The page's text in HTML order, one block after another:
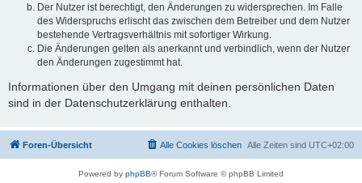
Der Nutzer ist berechtigt, den Änderungen zu widersprechen. Im Falle
des Widerspruchs erlischt das zwischen dem Betreiber und dem Nutzer
bestehende Vertragsverhältnis mit sofortiger Wirkung.
Die Änderungen gelten als anerkannt und verbindlich, wenn der Nutzer
den Änderungen zugestimmt hat.
Informationen über den Umgang mit deinen persönlichen Daten
sind in der Datenschutzerklärung enthalten.
Foren-Übersicht Alle Zeiten sind UTC+02:00
Alle Cookies löschen
Powered by phpBB® Forum Software © phpBB Limited